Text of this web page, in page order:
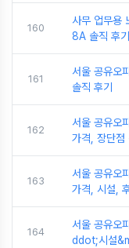
160
사무 업무용
8A 솔직 후
161
서울 공유오
솔직 후기
162
서울 공유오
가격, 장단점
163
서울 공유오
가격, 시설,
164
서울 공유오
ddot;시설